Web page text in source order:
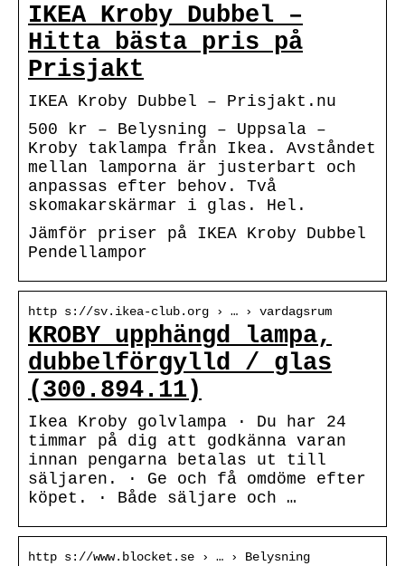
IKEA Kroby Dubbel –
Hitta bästa pris på
Prisjakt
IKEA Kroby Dubbel – Prisjakt.nu
500 kr – Belysning – Uppsala –
Kroby taklampa från Ikea. Avståndet
mellan lamporna är justerbart och
anpassas efter behov. Två
skomakarskärmar i glas. Hel.
Jämför priser på IKEA Kroby Dubbel
Pendellampor
http s://sv.ikea-club.org › … › vardagsrum
KROBY upphängd lampa,
dubbelförgylld / glas
(300.894.11)
Ikea Kroby golvlampa · Du har 24
timmar på dig att godkänna varan
innan pengarna betalas ut till
säljaren. · Ge och få omdöme efter
köpet. · Både säljare och …
http s://www.blocket.se › … › Belysning